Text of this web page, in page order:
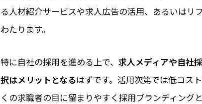
る人材紹介サービスや求人広告の活用、あるいはリ
わたります。
特に自社の採用を進める上で、 求人メディアや自社
択はメリットとなるはずです。活用次第では低コス
くの求職者の目に留まりやすく採用ブランディング